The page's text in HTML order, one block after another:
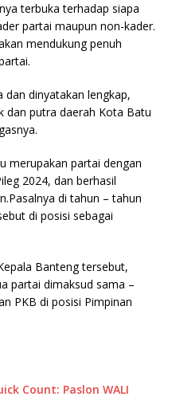
terbuka terhadap siapa
partai maupun non-kader.
mendukung penuh
dinyatakan lengkap,
dan putra daerah Kota Batu
merupakan partai dengan
2024, dan berhasil
di tahun – tahun
di posisi sebagai
Banteng tersebut,
partai dimaksud sama –
PKB di posisi Pimpinan
Count: Paslon WALI